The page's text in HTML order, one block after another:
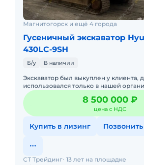
Магнитогорск и ещё 4 города
Гусеничный экскаватор
430LC-9SH
Б/у В наличии
Экскаватор был выкуплен у клиента,
использовался только в нашей
Экскаватор в исправном состоянии,
регламенту. При ТО и ремонтах исп
8 500 000 ₽
цена с НДС
Купить в лизинг Позвонить
СТ Трейдинг 13 лет на площадке